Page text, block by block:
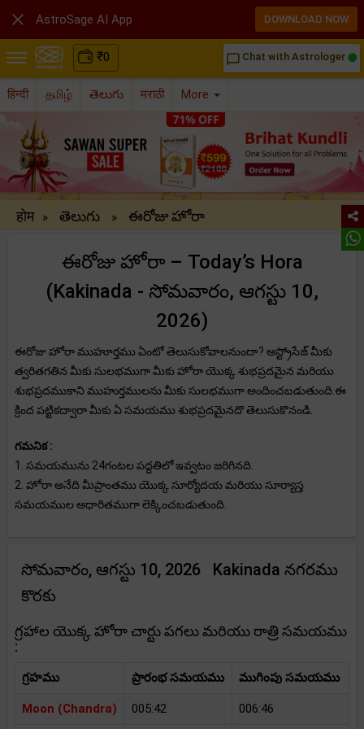
₹0 chat_bubble_outline Chat with Astrologer
हिन्दी தமிழ் తెలుగు मराठी More
होम » తెలుగు » ఈరోజు హోరా
ఈరోజు హోరా – Today’s Hora
(Kakinada - సోమవారం, ఆగస్టు 10,
2026)
ఈరోజు హోరా ముహూర్తము ఏంటో తెలుసుకోవాలనుందా? ఆస్ట్రోసేజ్ మీకు
త్వరితగతిన మీకు సులభముగా మీకు హోరా యొక్క శుభప్రదమైన మరియు
శుభప్రదముకాని ముహుర్తములను మీకు సులభముగా అందించబడుతుంది.ఈ
క్రింద పట్టికద్వారా మీకు ఏ సమయము శుభప్రదమైనదొ తెలుసుకొనండి.
గమనిక :
1. సమయమును 24గంటల పద్దతిలో ఇవ్వటం జరిగినది.
2. హోరా అనేది మీప్రాంతము యొక్క సూర్యోదయ మరియు సూర్యాస్త
సమయముల ఆధారితముగా లెక్కించబడుతుంది.
సోమవారం, ఆగస్టు 10, 2026 Kakinada నగరము
కొరకు
గ్రహాల యొక్క హోరా చార్టు పగలు మరియు రాత్రి సమయము
:
గ్రహము ప్రారంభ సమయము ముగింపు సమయము
Moon (Chandra) 005:42 006:46
 AstroSage AI App DOWNLOAD NOW